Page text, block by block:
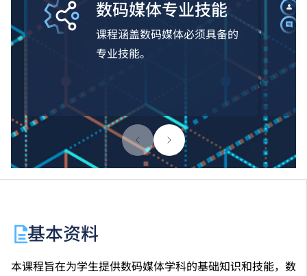
数码媒体专业技能
课程涵盖数码媒体必须具备的
专业技能。
基本资料
本课程旨在为学生提供数码媒体学科的基础知识和技能，数